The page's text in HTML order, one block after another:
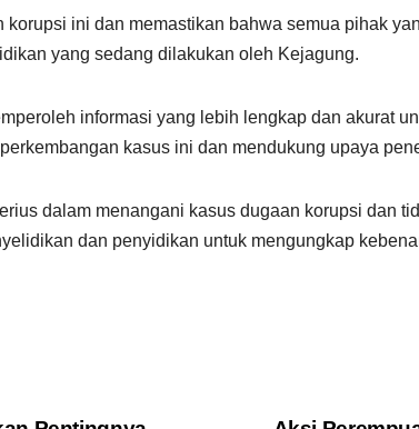
ini dan memastikan bahwa semua pihak
yang sedang dilakukan oleh Kejagung.
informasi yang lebih lengkap dan akurat
kasus ini dan mendukung upaya
dalam menangani kasus dugaan korupsi dan
dan penyidikan untuk mengungkap